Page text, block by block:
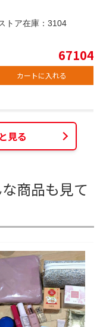
トア在庫： 3104
67104
カートに入れる
見る
商品も見て